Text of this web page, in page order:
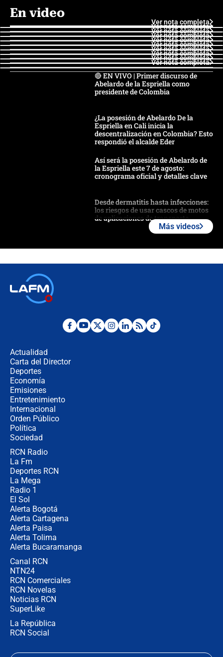
En video
Ver nota completa
Ver nota completa
Ver nota completa
Ver nota completa
Ver nota completa
Ver nota completa
Ver nota completa
Ver nota completa
Ver nota completa
Ver nota completa
🔴 EN VIVO | Primer discurso de
Abelardo de la Espriella como
presidente de Colombia
¿La posesión de Abelardo De la
Espriella en Cali inicia la
descentralización en Colombia? Esto
respondió el alcalde Eder
Así será la posesión de Abelardo de
la Espriella este 7 de agosto:
cronograma oficial y detalles clave
Desde dermatitis hasta infecciones:
los riesgos de usar cascos de motos
de aplicaciones de transporte
Posesión de Abelardo De La Espriella
Más videos
Actualidad
Carta del Director
Deportes
Economía
Emisiones
Entretenimiento
Internacional
Orden Público
Política
Sociedad
RCN Radio
La Fm
Deportes RCN
La Mega
Radio 1
El Sol
Alerta Bogotá
Alerta Cartagena
Alerta Paisa
Alerta Tolima
Alerta Bucaramanga
Canal RCN
NTN24
RCN Comerciales
RCN Novelas
Noticias RCN
SuperLike
La República
RCN Social